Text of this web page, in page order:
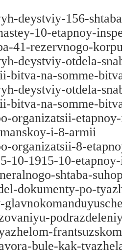
deystviy-156-
10-etapnoy-
41-rezervnogo-
deystviy-otdela-
bitva-na-somme-
deystviy-otdela-
bitva-na-somme-
organizatsii-
i-8-armii
organizatsii-8-
10-1915-10-
shtaba-
dokumenty-po-
bule-kak-